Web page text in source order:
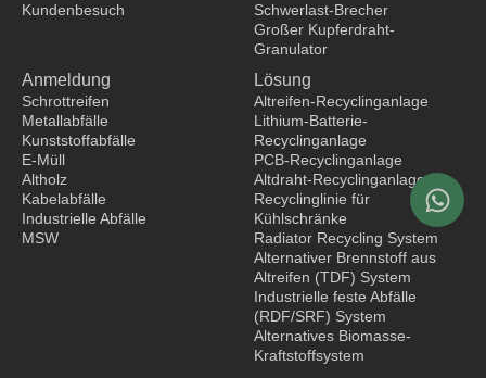
Kundenbesuch
Schwerlast-Brecher
Großer Kupferdraht-
Granulator
Anmeldung
Schrottreifen
Metallabfälle
Kunststoffabfälle
E-Müll
Altholz
Kabelabfälle
Industrielle Abfälle
MSW
Lösung
Altreifen-Recyclinganlage
Lithium-Batterie-
Recyclinganlage
PCB-Recyclinganlage
Altdraht-Recyclinganlage
Recyclinglinie für
Kühlschränke
Radiator Recycling System
Alternativer Brennstoff aus
Altreifen (TDF) System
Industrielle feste Abfälle
(RDF/SRF) System
Alternatives Biomasse-
Kraftstoffsystem